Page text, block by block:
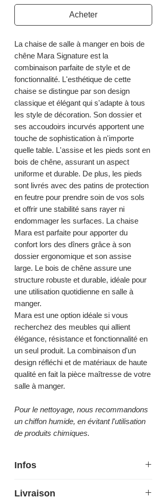
Acheter
La chaise de salle à manger en bois de
chêne Mara Signature est la
combinaison parfaite de style et de
fonctionnalité. L'esthétique de cette
chaise se distingue par son design
classique et élégant qui s'adapte à tous
les style de décoration. Son dossier et
ses accoudoirs incurvés apportent une
touche de sophistication à n'importe
quelle table. L'assise et les pieds sont en
bois de chêne, assurant un aspect
uniforme et durable. De plus, les pieds
sont livrés avec des patins de protection
en feutre pour prendre soin de vos sols
et offrir une stabilité sans rayer ni
endommager les surfaces. La chaise
Mara est parfaite pour apporter du
confort lors des dîners grâce à son
dossier ergonomique et son assise
large. Le bois de chêne assure une
structure robuste et durable, idéale pour
une utilisation quotidienne en salle à
manger.
Mara est une option idéale si vous
recherchez des meubles qui allient
élégance, résistance et fonctionnalité en
un seul produit. La combinaison d'un
design réfléchi et de matériaux de haute
qualité en fait la pièce maîtresse de votre
salle à manger.
Pour le nettoyage, nous recommandons
un chiffon humide, en évitant l'utilisation
de produits chimiques.
Infos
Profondeur 51,5 cm
Livraison